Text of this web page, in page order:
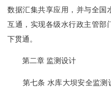
数据汇集共享应用，并与全国
互通，实现各级水行政主管部
下贯通。
第二章 监测设计
第七条 水库大坝安全监测